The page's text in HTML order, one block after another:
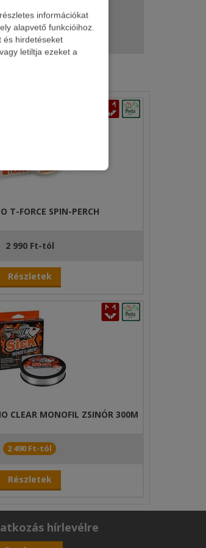
információkat
alapvető funkcióihoz.
és hirdetéseket
letiltja ezeket a
T-FORCE SPIN-PERCH
2 990 Ft-tól
Részletek
CLEAR MONOFIL ZSINÓR 300M
2 490 Ft-tól
Részletek
hírlevélre